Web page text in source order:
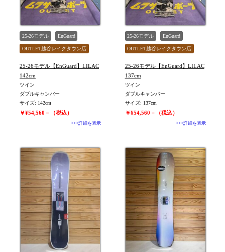
25-26モデル EnGuard
OUTLET越谷レイクタウン店
値下げしました
25-26モデル【EnGuard】LILAC
142cm
ツイン
ダブルキャンバー
サイズ: 142cm
￥¥54,560－（税込）
>>>詳細を表示
25-26モデル EnGuard
OUTLET越谷レイクタウン店
値下げしました
25-26モデル【EnGuard】LILAC
137cm
ツイン
ダブルキャンバー
サイズ: 137cm
￥¥54,560－（税込）
>>>詳細を表示